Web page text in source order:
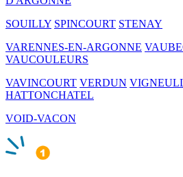
SOUILLY SPINCOURT STENAY
VARENNES-EN-ARGONNE
VAUCOULEURS
VAVINCOURT VERDUN
HATTONCHATEL
VOID-VACON